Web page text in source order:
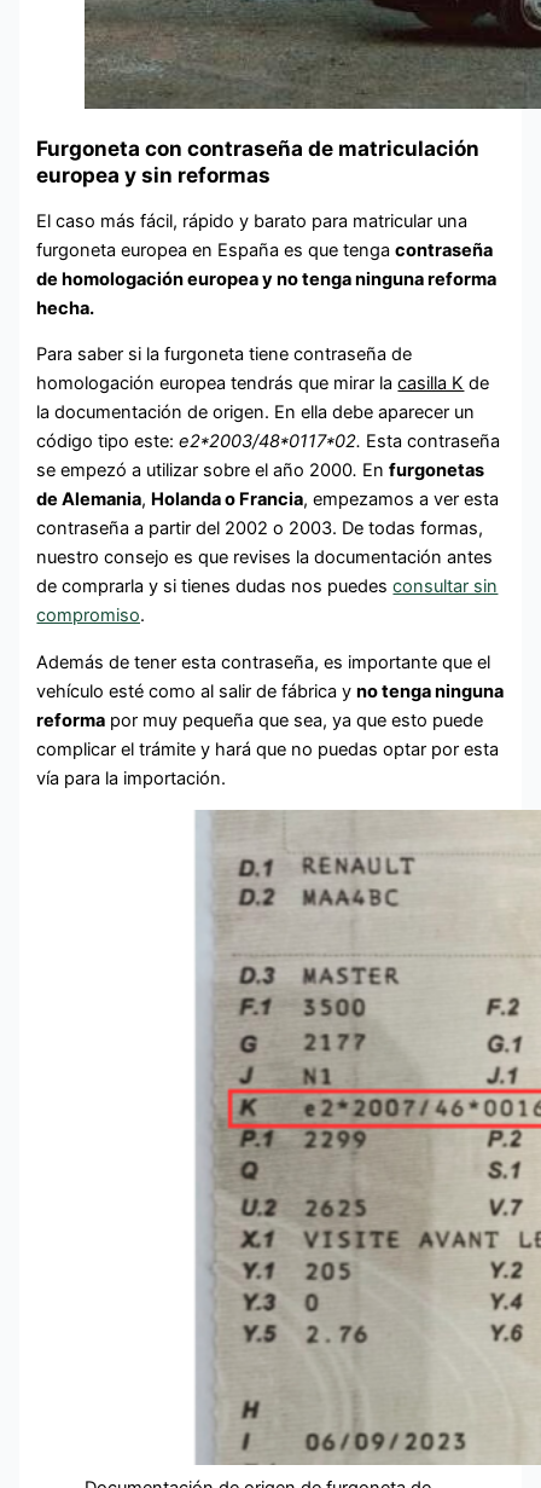
Furgoneta con contraseña de matriculación
europea y sin reformas
El caso más fácil, rápido y barato para matricular una
furgoneta europea en España es que tengacontraseña
de homologación europea y no tenga ninguna reforma
hecha.
Para saber si la furgoneta tiene contraseña de
homologación europea tendrás que mirar lacasilla K de
la documentación de origen. En ella debe aparecer un
código tipo este:e2*2003/48*0117*02. Esta contraseña
se empezó a utilizar sobre el año 2000. Enfurgonetas
de Alemania, Holanda o Francia, empezamos a ver esta
contraseña a partir del 2002 o 2003. De todas formas,
nuestro consejo es que revises la documentación antes
de comprarla y si tienes dudas nos puedesconsultar sin
compromiso.
Además de tener esta contraseña, es importante que el
vehículo esté como al salir de fábrica yno tenga ninguna
reforma por muy pequeña que sea, ya que esto puede
complicar el trámite y hará que no puedas optar por esta
vía para la importación.